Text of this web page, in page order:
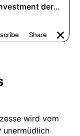
wird vom
unermüdlich